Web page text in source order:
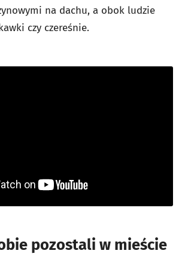
na dachu, a obok ludzie
czy czereśnie.
pozostali w mieście